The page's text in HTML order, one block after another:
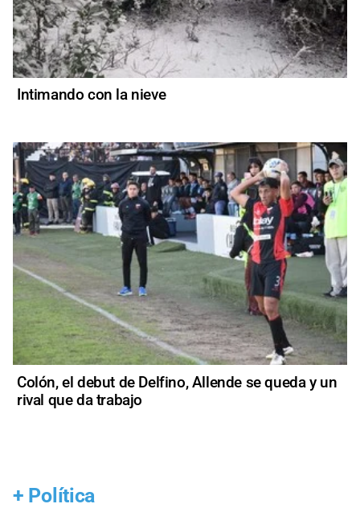
Intimando con la nieve
Colón, el debut de Delfino, Allende se queda y un
rival que da trabajo
+ Política